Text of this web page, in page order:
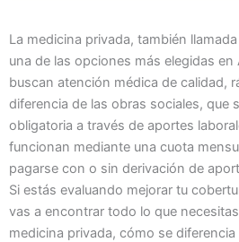
La medicina privada, también
una de las opciones más elegidas
buscan atención médica de calidad,
diferencia de las obras sociales, que
obligatoria a través de aportes
funcionan mediante una cuota
pagarse con o sin derivación de
Si estás evaluando mejorar tu
vas a encontrar todo lo que
medicina privada, cómo se